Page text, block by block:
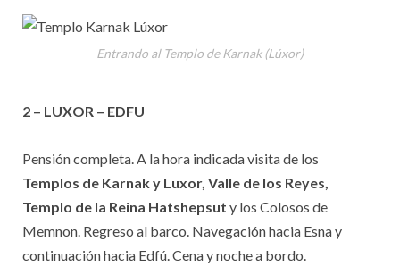
Entrando al Templo de Karnak (Lúxor)
2 – LUXOR – EDFU
Pensión completa. A la hora indicada visita de los
Templos de Karnak y Luxor, Valle de los Reyes,
Templo de la Reina Hatshepsut y los Colosos de
Memnon. Regreso al barco. Navegación hacia Esna y
continuación hacia Edfú. Cena y noche a bordo.